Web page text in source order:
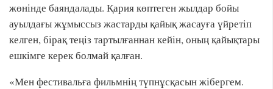
жөнінде баяндалады. Қария көптеген жылдар бойы
ауылдағы жұмыссыз жастарды қайық жасауға үйретіп
келген, бірақ теңіз тартылғаннан кейін, оның қайықтары
ешкімге керек болмай қалған.
«Мен фестивальға фильмнің түпнұсқасын жібергем.